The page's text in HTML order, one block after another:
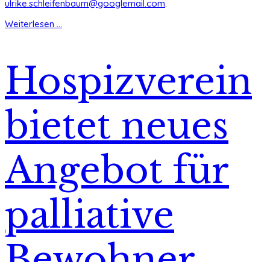
ulrike.schleifenbaum@googlemail.com
Weiterlesen ...
Hospizverein
bietet neues
Angebot für
palliative